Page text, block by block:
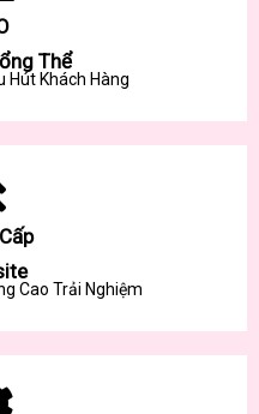
Thể
Hút Khách Hàng
Cao Trải Nghiệm